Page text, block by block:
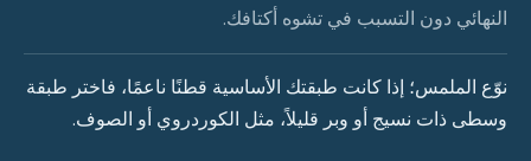
النهائي دون التسبب في تشوه أكتافك.
نوّع الملمس؛ إذا كانت طبقتك الأساسية قطنًا ناعمًا، فاختر طبقة
وسطى ذات نسيج أو وبر قليلاً، مثل الكوردروي أو الصوف.